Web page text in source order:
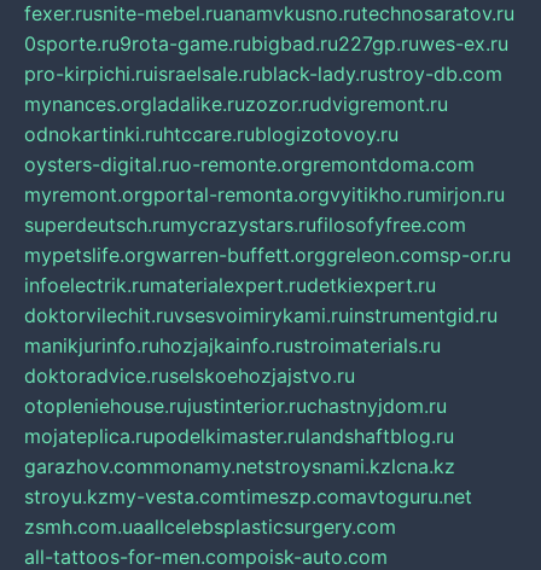
fexer.rusnite-mebel.ruanamvkusno.rutechnosaratov.ru
0sporte.ru9rota-game.rubigbad.ru227gp.ruwes-ex.ru
pro-kirpichi.ruisraelsale.rublack-lady.rustroy-db.com
mynances.orgladalike.ruzozor.rudvigremont.ru
odnokartinki.ruhtccare.rublogizotovoy.ru
oysters-digital.ruo-remonte.orgremontdoma.com
myremont.orgportal-remonta.orgvyitikho.rumirjon.ru
superdeutsch.rumycrazystars.rufilosofyfree.com
mypetslife.orgwarren-buffett.orggreleon.comsp-or.ru
infoelectrik.rumaterialexpert.rudetkiexpert.ru
doktorvilechit.ruvsesvoimirykami.ruinstrumentgid.ru
manikjurinfo.ruhozjajkainfo.rustroimaterials.ru
doktoradvice.ruselskoehozjajstvo.ru
otopleniehouse.rujustinterior.ruchastnyjdom.ru
mojateplica.rupodelkimaster.rulandshaftblog.ru
garazhov.commonamy.netstroysnami.kzlcna.kz
stroyu.kzmy-vesta.comtimeszp.comavtoguru.net
zsmh.com.uaallcelebsplasticsurgery.com
all-tattoos-for-men.compoisk-auto.com